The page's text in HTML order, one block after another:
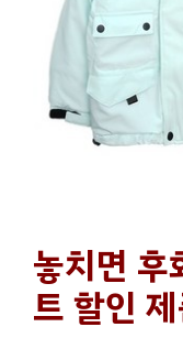
놓치면 후
트 할인